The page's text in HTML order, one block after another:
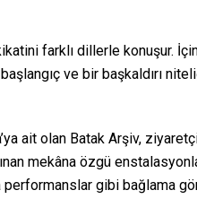
farklı dillerle konuşur.
ve bir başkaldırı
ait olan Batak Arşiv,
mekâna özgü
performanslar gibi bağlama